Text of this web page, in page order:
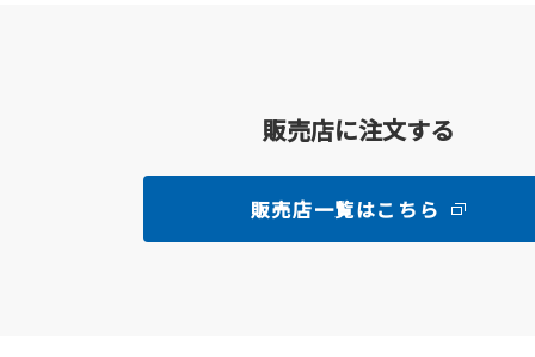
販売店に注文する
販売店一覧はこちら